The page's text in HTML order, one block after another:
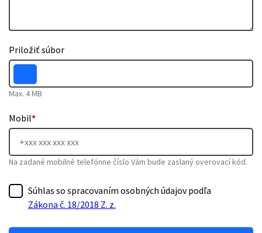
Priložiť súbor
Max. 4 MB
Mobil*
Na zadané mobilné telefónne číslo Vám bude zaslaný overovací kód.
Súhlas so spracovaním osobných údajov podľa
Zákona č. 18/2018 Z. z.